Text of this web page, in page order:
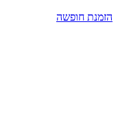
הזמנת חופשה